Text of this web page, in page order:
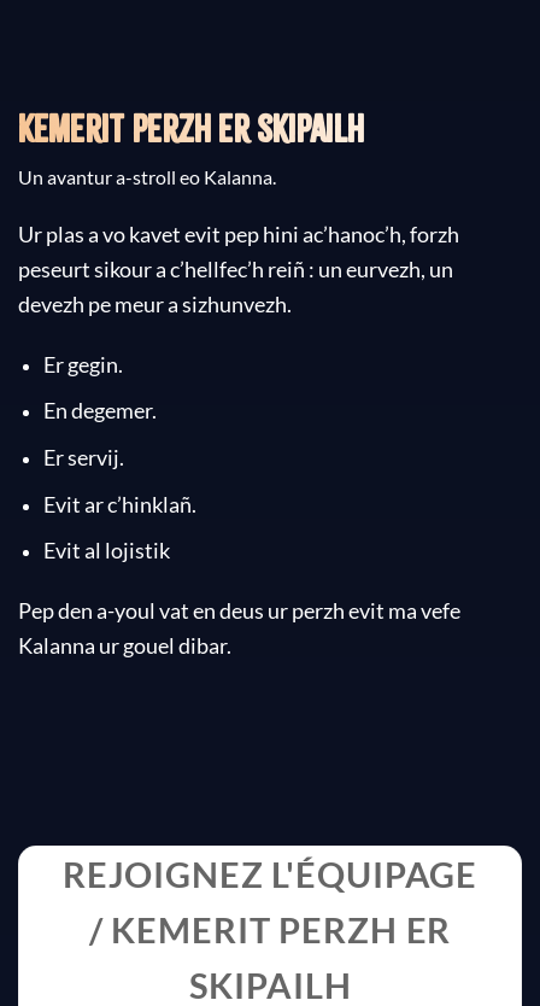
Kemerit perzh er skipailh
Un avantur a-stroll eo Kalanna.
Ur plas a vo kavet evit pep hini ac’hanoc’h, forzh
peseurt sikour a c’hellfec’h reiñ : un eurvezh, un
devezh pe meur a sizhunvezh.
Er gegin.
En degemer.
Er servij.
Evit ar c’hinklañ.
Evit al lojistik
Pep den a-youl vat en deus ur perzh evit ma vefe
Kalanna ur gouel dibar.
REJOIGNEZ L'ÉQUIPAGE
/ KEMERIT PERZH ER
SKIPAILH